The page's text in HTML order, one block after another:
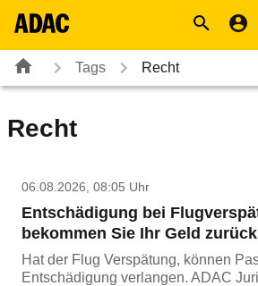
Tags Recht
Recht
06.08.2026, 08:05 Uhr
Entschädigung bei
bekommen Sie Ihr Geld zurück
Hat der Flug Verspätung, können
Entschädigung verlangen. ADAC